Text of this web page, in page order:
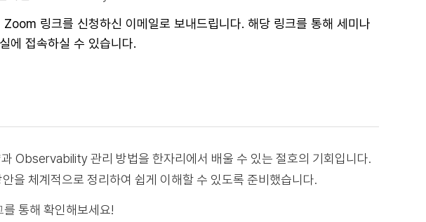
링크를 신청하신 이메일로 보내드립니다. 해당 링크를 통해 세미나
에 접속하실 수 있습니다.
Observability 관리 방법을 한자리에서 배울 수 있는 절호의 기회입니다.
을 체계적으로 정리하여 쉽게 이해할 수 있도록 준비했습니다.
를 통해 확인해보세요!